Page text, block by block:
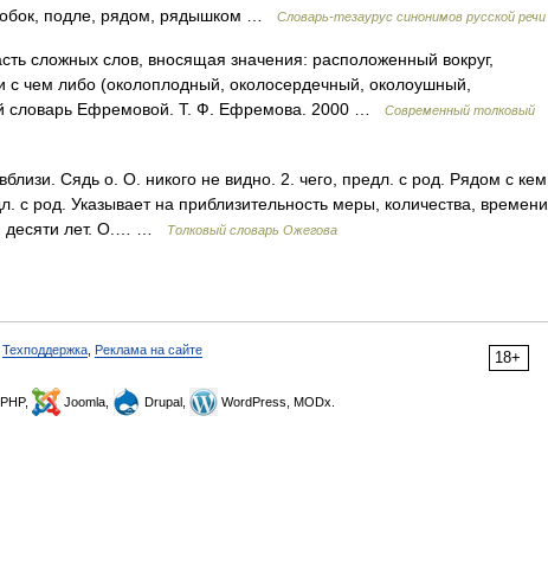
подле, рядом, рядышком … Словарь-тезаурус синонимов русской речи
сложных слов, вносящая значения: расположенный вокруг,
с чем либо (околоплодный, околосердечный, околоушный,
словарь Ефремовой. Т. Ф. Ефремова. 2000 …
Современный толковый
Сядь о. О. никого не видно. 2. чего, предл. с род. Рядом с кем
с род. Указывает на приблизительность меры, количества, времени.
десяти лет. О.… …
Толковый словарь Ожегова
18+
Техподдержка Реклама на сайте
Joomla, Drupal, WordPress, MODx.